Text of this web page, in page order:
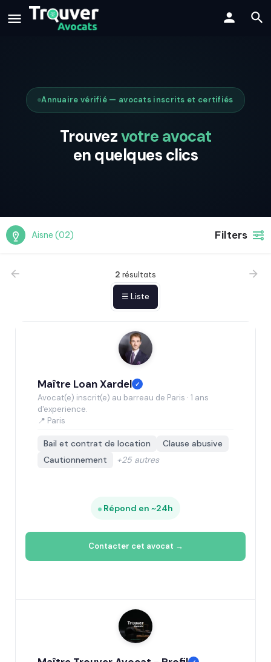
Annuaire vérifié — avocats inscrits et certifiés
Trouvezvotre avocat
en quelques clics
Aisne (02) Filters
2 résultats
☰ Liste
Maître Loan Xardel ✓
Avocat(e) inscrit(e) au barreau de Paris · 1 ans
d'experience.
📍 Paris
Bail et contrat de location
Clause abusive
Cautionnement
+25 autres
Répond en ~24h
Contacter cet avocat →